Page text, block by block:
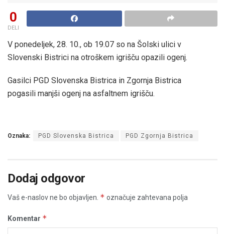
0
DELI
V ponedeljek, 28. 10., ob 19.07 so na Šolski ulici v
Slovenski Bistrici na otroškem igrišču opazili ogenj.
Gasilci PGD Slovenska Bistrica in Zgornja Bistrica
pogasili manjši ogenj na asfaltnem igrišču.
Oznaka: PGD Slovenska Bistrica PGD Zgornja Bistrica
Dodaj odgovor
Vaš e-naslov ne bo objavljen. * označuje zahtevana polja
Komentar *